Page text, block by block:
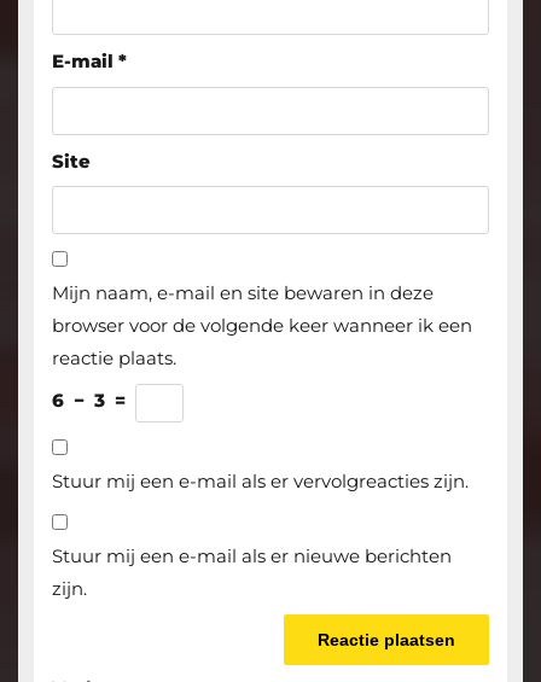
E-mail *
Site
Mijn naam, e-mail en site bewaren in deze
browser voor de volgende keer wanneer ik een
reactie plaats.
6 − 3 =
Stuur mij een e-mail als er vervolgreacties zijn.
Stuur mij een e-mail als er nieuwe berichten
zijn.